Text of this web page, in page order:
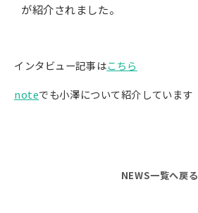
が紹介されました。
インタビュー記事はこちら
noteでも小澤について紹介しています
NEWS一覧へ戻る